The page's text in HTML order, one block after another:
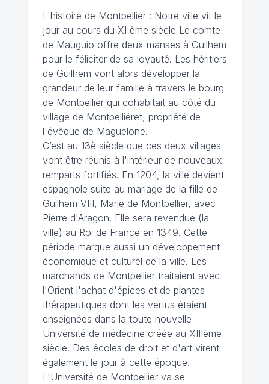
L'histoire de Montpellier : Notre ville vit le
jour au cours du XI ème siècle Le comte
de Mauguio offre deux manses à Guilhem
pour le féliciter de sa loyauté. Les héritiers
de Guilhem vont alors développer la
grandeur de leur famille à travers le bourg
de Montpellier qui cohabitait au côté du
village de Montpelliéret, propriété de
l'évêque de Maguelone.
C’est au 13è siècle que ces deux villages
vont être réunis à l'intérieur de nouveaux
remparts fortifiés. En 1204, la ville devient
espagnole suite au mariage de la fille de
Guilhem VIII, Marie de Montpellier, avec
Pierre d'Aragon. Elle sera revendue (la
ville) au Roi de France en 1349. Cette
période marque aussi un développement
économique et culturel de la ville. Les
marchands de Montpellier traitaient avec
l'Orient l'achat d'épices et de plantes
thérapeutiques dont les vertus étaient
enseignées dans la toute nouvelle
Université de médecine créée au XIIIème
siècle. Des écoles de droit et d'art virent
également le jour à cette époque.
L'Université de Montpellier va se